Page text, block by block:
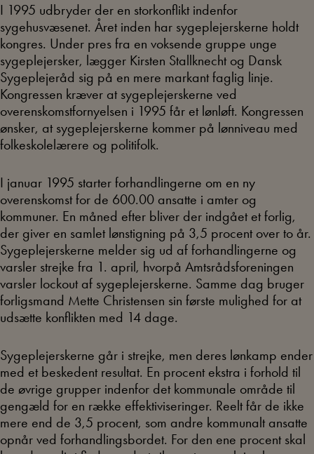
I 1995 udbryder der en storkonflikt indenfor
sygehusvæsenet. Året inden har sygeplejerskerne holdt
kongres. Under pres fra en voksende gruppe unge
sygeplejersker, lægger Kirsten Stallknecht og Dansk
Sygeplejeråd sig på en mere markant faglig linje.
Kongressen kræver at sygeplejerskerne ved
overenskomstfornyelsen i 1995 får et lønløft. Kongressen
ønsker, at sygeplejerskerne kommer på lønniveau med
folkeskolelærere og politifolk.
I januar 1995 starter forhandlingerne om en ny
overenskomst for de 600.00 ansatte i amter og
kommuner. En måned efter bliver der indgået et forlig,
der giver en samlet lønstigning på 3,5 procent over to år.
Sygeplejerskerne melder sig ud af forhandlingerne og
varsler strejke fra 1. april, hvorpå Amtsrådsforeningen
varsler lockout af sygeplejerskerne. Samme dag bruger
forligsmand Mette Christensen sin første mulighed for at
udsætte konflikten med 14 dage.
Sygeplejerskerne går i strejke, men deres lønkamp ender
med et beskedent resultat. En procent ekstra i forhold til
de øvrige grupper indenfor det kommunale område til
gengæld for en række effektiviseringer. Reelt får de ikke
mere end de 3,5 procent, som andre kommunalt ansatte
opnår ved forhandlingsbordet. For den ene procent skal